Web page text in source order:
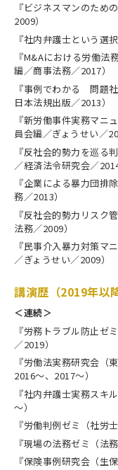
『ビジネスマンのため
2009）
『社内弁護士という選
『M&Aにおける労働
編／商事法務／2017）
『事例でわかる 問題
日本法規出版／2013）
『新労働事件実務マ
員会編／ぎょうせい／
『反社会的勢力を巡る
／経済法令研究会／2014
『企業による暴力団排
務／2013）
『反社会的勢力リスク
法務／2009）
『民事介入暴力対策
／ぎょうせい／2009）
講演歴（2019年以
＜連続＞
『労務トラブル防止ゼ
／2019）
『労働法実務研究会（
2016～、2017～）
『社内弁護士実務スキ
～）
『労働判例ゼミ（社労
『現場の法務ゼミ（法
『保険事例研究会（生